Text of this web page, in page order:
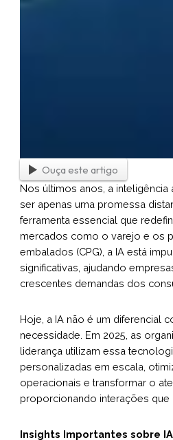
Ouça este artigo
Nos últimos anos, a inteligência
ser apenas uma promessa
ferramenta essencial que
mercados como o varejo e os
embalados (CPG), a IA está
significativas, ajudando
crescentes demandas dos
Hoje, a IA não é um diferencial
necessidade. Em 2025, as
liderança utilizam essa
personalizadas em escala,
operacionais e transformar o
proporcionando interações que
Insights Importantes sobre